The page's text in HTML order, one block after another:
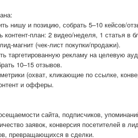
нишу и позицию, собрать 5–10 кейсов/
контент-план: 2 видео/неделя, 1 статья в
магнит (чек-лист покупки/продажи).
таргетированную рекламу на целевую
10–15 отзывов.
(охват, кликающие по ссылке,
и офферы.
сайта, подписчиков,
заявок, конверсия посетителей в
превращающихся в сделки.